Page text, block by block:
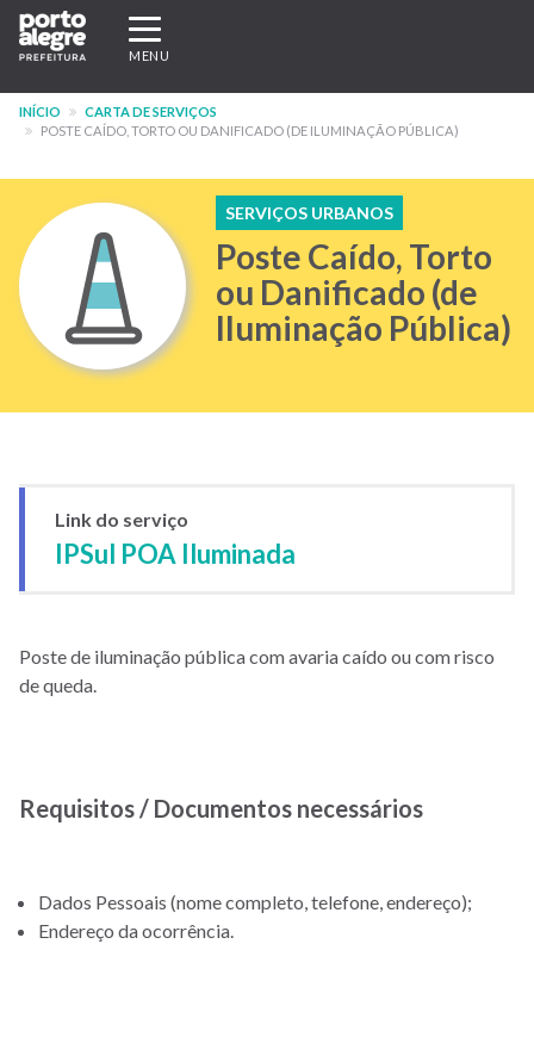
Pular
para
conteúdo
principal
Expandir/recolher
navegação
MENU
INÍCIO
CARTA DE SERVIÇOS
POSTE CAÍDO, TORTO OU DANIFICADO (DE ILUMINAÇÃO PÚBLICA)
SERVIÇOS URBANOS
Poste Caído, Torto
ou Danificado (de
Iluminação Pública)
Link do serviço
IPSul POA Iluminada
Poste de iluminação pública com avaria caído ou com risco
de queda.
Requisitos / Documentos necessários
Dados Pessoais (nome completo, telefone, endereço);
Endereço da ocorrência.